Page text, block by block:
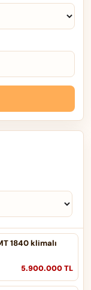
1840 klimalı
5.900.000 TL